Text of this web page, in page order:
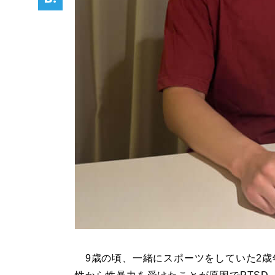
9歳の頃、一緒にスポーツをしていた2歳